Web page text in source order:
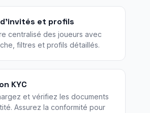
et profils
centralisé des joueurs avec
filtres et profils détaillés.
KYC
et vérifiez les documents
Assurez la conformité pour